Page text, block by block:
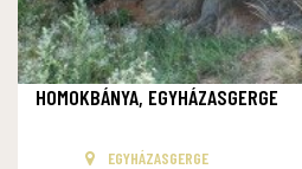
HOMOKBÁNYA, EGYHÁZASGERGE
EGYHÁZASGERGE